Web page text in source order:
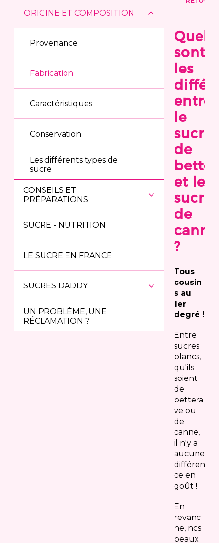
ORIGINE ET COMPOSITION
Provenance
Fabrication
Caractéristiques
Conservation
Les différents types de
sucre
CONSEILS ET
PRÉPARATIONS
SUCRE - NUTRITION
LE SUCRE EN FRANCE
SUCRES DADDY
UN PROBLÈME, UNE
RÉCLAMATION ?
sont
les
entre
le
sucre
de
et le
sucre
de
canne
?
Tous
cousin
s au
1er
degré !
Entre
sucres
blancs,
qu'ils
soient
de
bettera
ve ou
de
canne,
il n'y a
aucune
différen
ce en
goût !
En
revanc
he, nos
beaux